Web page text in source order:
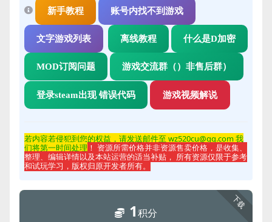
新手教程 账号内找不到游戏
文字游戏列表 离线教程 什么是D加密
MOD订阅问题 游戏交流群（）非售后群）
登录steam出现 错误代码 游戏视频解说
若内容若侵犯到您的权益，请发送邮件至 wz520cu@qq.com 我
们将第一时间处理 ！ 资源所需价格并非资源售卖价格，是收集、
整理、编辑详情以及本站运营的适当补贴， 所有资源仅限于参考
和试玩学习，版权归原开发者所有。
下载
1积分